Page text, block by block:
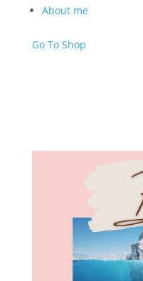
About me
Go To Shop